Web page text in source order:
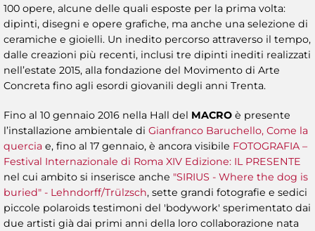
100 opere, alcune delle quali esposte per la prima volta:
dipinti, disegni e opere grafiche, ma anche una selezione di
ceramiche e gioielli. Un inedito percorso attraverso il tempo,
dalle creazioni più recenti, inclusi tre dipinti inediti realizzati
nell’estate 2015, alla fondazione del Movimento di Arte
Concreta fino agli esordi giovanili degli anni Trenta.
Fino al 10 gennaio 2016 nella Hall del MACRO è presente
l’installazione ambientale di Gianfranco Baruchello, Come la
quercia e, fino al 17 gennaio, è ancora visibile FOTOGRAFIA –
Festival Internazionale di Roma XIV Edizione: IL PRESENTE
nel cui ambito si inserisce anche "SIRIUS - Where the dog is
buried" - Lehndorff/Trülzsch, sette grandi fotografie e sedici
piccole polaroids testimoni del 'bodywork' sperimentato dai
due artisti già dai primi anni della loro collaborazione nata